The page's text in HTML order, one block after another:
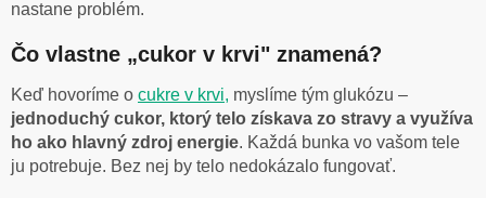
nastane problém.
Čo vlastne „cukor v krvi" znamená?
Keď hovoríme o cukre v krvi, myslíme tým glukózu –
jednoduchý cukor, ktorý telo získava zo stravy a využíva
ho ako hlavný zdroj energie. Každá bunka vo vašom tele
ju potrebuje. Bez nej by telo nedokázalo fungovať.